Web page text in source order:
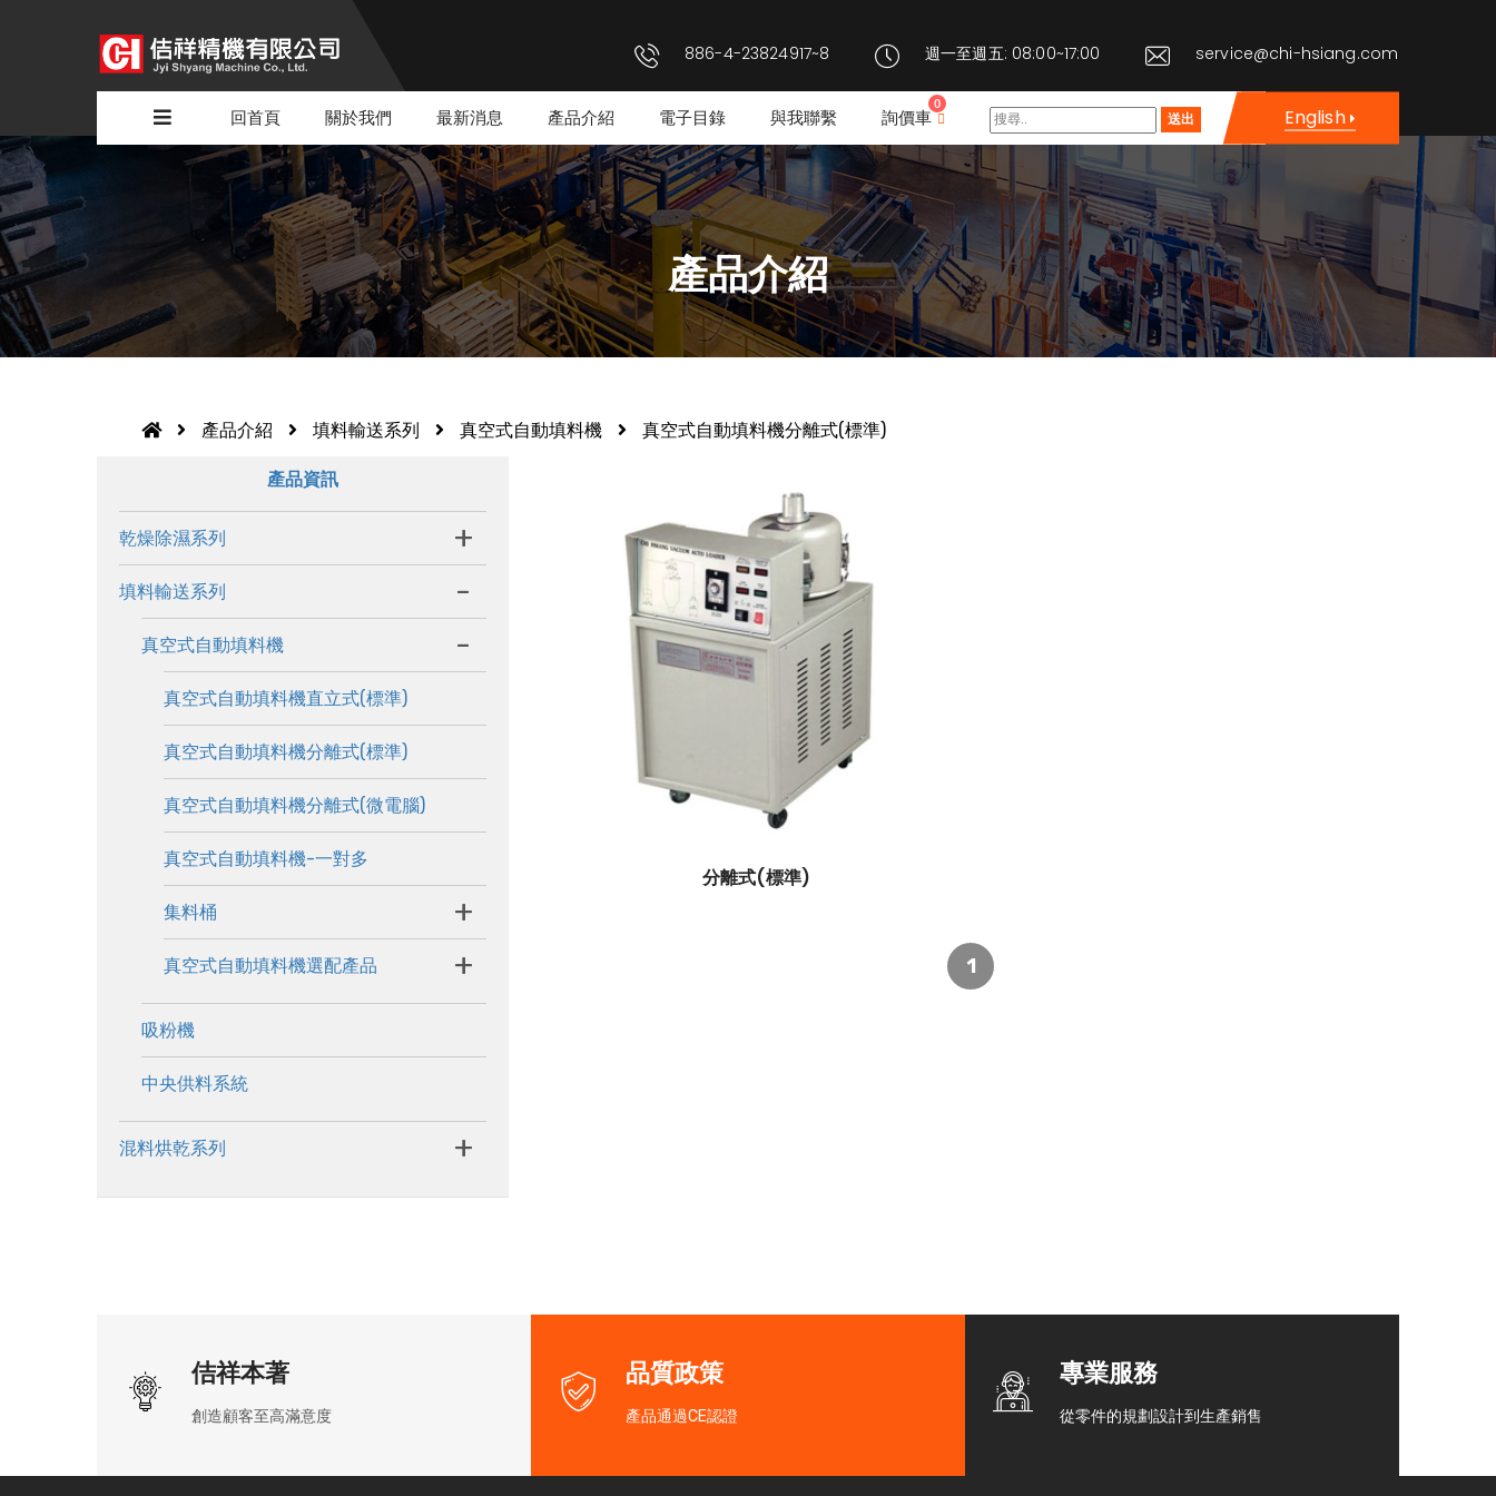
886-4-23824917~8 週一至週五: 08:00~17:00 service@chi-hsiang.com
回首頁 關於我們 最新消息 產品介紹 電子目錄 與我聯繫 詢價車
0
送出 English
產品介紹
產品介紹 填料輸送系列 真空式自動填料機 真空式自動填料機分離式(標準)
產品資訊
乾燥除濕系列 +
填料輸送系列
真空式自動填料機
真空式自動填料機直立式(標準)
真空式自動填料機分離式(標準)
真空式自動填料機分離式(微電腦)
真空式自動填料機-一對多
集料桶 +
真空式自動填料機選配產品 +
-
吸粉機
中央供料系統
-
混料烘乾系列 +
分離式(標準)
1
佶祥本著
創造顧客至高滿意度
品質政策
產品通過CE認證
專業服務
從零件的規劃設計到生產銷售